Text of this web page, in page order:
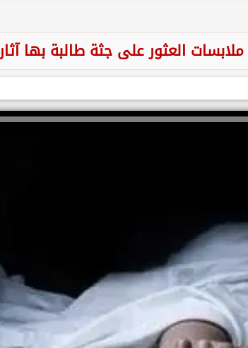
العثور على جثة طالبة بها